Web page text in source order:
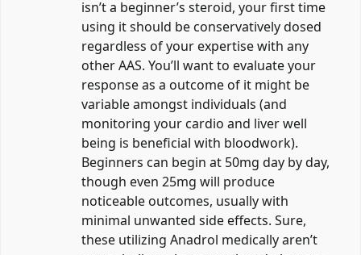
isn’t a beginner’s steroid, your first time
using it should be conservatively dosed
regardless of your expertise with any
other AAS. You’ll want to evaluate your
response as a outcome of it might be
variable amongst individuals (and
monitoring your cardio and liver well
being is beneficial with bloodwork).
Beginners can begin at 50mg day by day,
though even 25mg will produce
noticeable outcomes, usually with
minimal unwanted side effects. Sure,
these utilizing Anadrol medically aren’t